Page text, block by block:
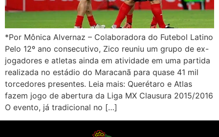
*Por Mônica Alvernaz – Colaboradora do Futebol Latino
Pelo 12º ano consecutivo, Zico reuniu um grupo de ex-
jogadores e atletas ainda em atividade em uma partida
realizada no estádio do Maracanã para quase 41 mil
torcedores presentes. Leia mais: Querétaro e Atlas
fazem jogo de abertura da Liga MX Clausura 2015/2016
O evento, já tradicional no […]